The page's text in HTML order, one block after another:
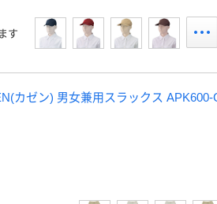
す
カゼン) 男女兼用スラックス APK600-